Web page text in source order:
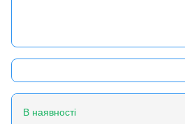
В наявності